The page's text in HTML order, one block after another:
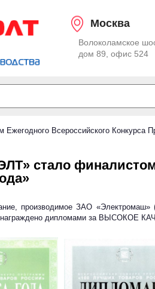
Москва
Волоколамское
дом 89, офис 524
Всероссийского Конкурса
производимое ЗАО
награждено дипломами за ВЫСОКОЕ